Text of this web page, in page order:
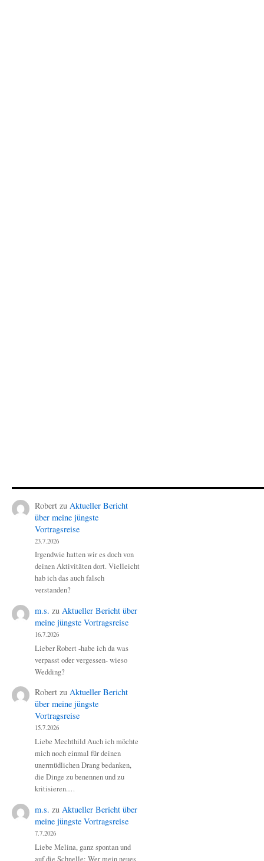
Robert zu Aktueller Bericht
über meine jüngste
Vortragsreise
23.7.2026
Irgendwie hatten wir es doch von
deinen Aktivitäten dort. Vielleicht
hab ich das auch falsch
verstanden?
m.s. zu Aktueller Bericht über
meine jüngste Vortragsreise
16.7.2026
Lieber Robert -habe ich da was
verpasst oder vergessen- wieso
Wedding?
Robert zu Aktueller Bericht
über meine jüngste
Vortragsreise
15.7.2026
Liebe Mechthild Auch ich möchte
mich noch einmal für deinen
unermüdlichen Drang bedanken,
die Dinge zu benennen und zu
kritisieren.…
m.s. zu Aktueller Bericht über
meine jüngste Vortragsreise
7.7.2026
Liebe Melina, ganz spontan und
auf die Schnelle: Wer mein neues